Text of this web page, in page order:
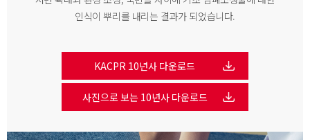
인식이 뿌리를 내리는 결과가 되었습니다.
KACPR 10년사 다운로드
사진으로 보는 10년사 다운로드